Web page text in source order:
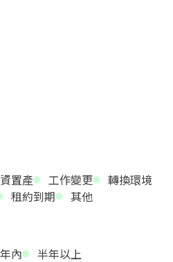
置產 工作變更
轉換環境
租約到期 其他
內 半年以上